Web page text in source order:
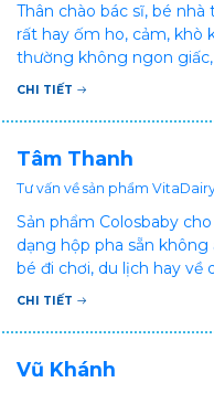
Thân chào bác sĩ, bé
rất hay ốm ho, cảm, khò
thường không ngon
Vậy xin hỏi bác sĩ, bé bị
ạ? Thấy cháu vậy gia
cực vì chăm cháu hay ốm
CHI TIẾT
Tâm Thanh
Tư vấn về sản phẩm
Sản phẩm Colosbaby
dạng hộp pha sẵn
bé đi chơi, du lịch hay về
khá bất tiện mà mình
hưởng sức khỏe!
CHI TIẾT
Vũ Khánh